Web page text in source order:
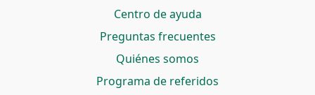
Centro de ayuda
Preguntas frecuentes
Quiénes somos
Programa de referidos